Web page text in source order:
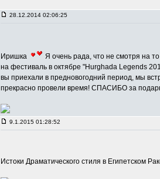
28.12.2014 02:06:25
Иришка
Я очень рада, что не смотря на
на фестиваль в октябре "Hurghada Legends
вы приехали в предновогодний период, мы
прекрасно провели время! СПАСИБО за
9.1.2015 01:28:52
Истоки Драматического стиля в Египетском